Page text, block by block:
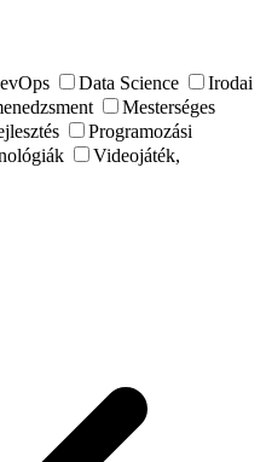
Data Science
Irodai
Mesterséges
Programozási
Videojáték,